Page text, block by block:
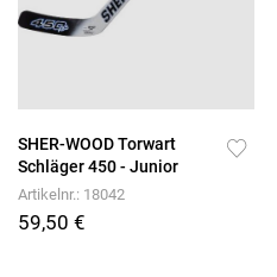
SHER-WOOD Torwart
Schläger 450 - Junior
Artikelnr.: 18042
59,50 €